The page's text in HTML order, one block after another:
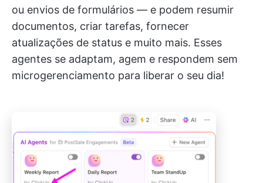
ou envios de formulários — e podem resumir
documentos, criar tarefas, fornecer
atualizações de status e muito mais. Esses
agentes se adaptam, agem e respondem sem
microgerenciamento para liberar o seu dia!